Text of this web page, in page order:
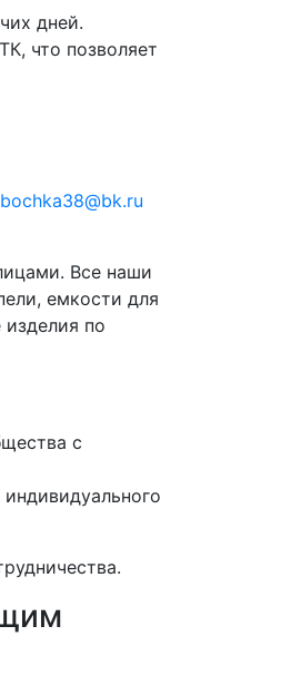
дней.
что позволяет
bochka38@bk.ru
Все наши
емкости для
изделия по
с